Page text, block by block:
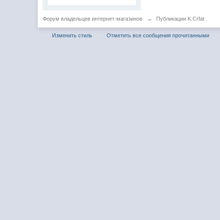
Форум владельцев интернет-магазинов → Публикации K.Crfat
Изменить стиль Отметить все сообщения прочитанными